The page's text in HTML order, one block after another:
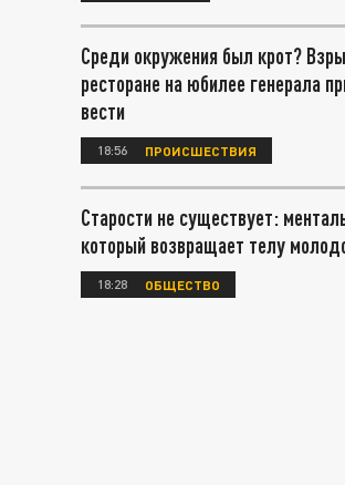
Среди окружения был крот?
ресторане на юбилее генерала
вести
18:56 ПРОИСШЕСТВИЯ
Старости не существует:
который возвращает телу
18:28 ОБЩЕСТВО